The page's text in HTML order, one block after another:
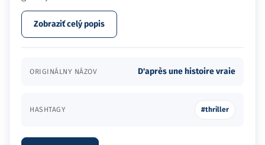
Zobraziť celý popis
ORIGINÁLNY NÁZOV D'après une histoire vraie
HASHTAGY #thriller